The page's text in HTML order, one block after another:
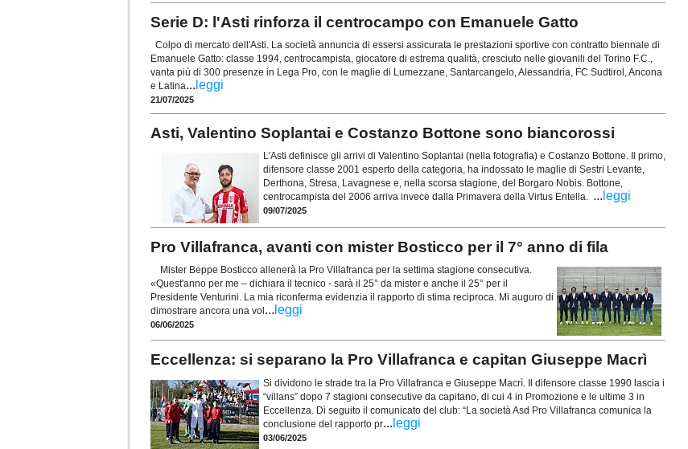
Serie D: l'Asti rinforza il centrocampo con Emanuele Gatto
Colpo di mercato dell'Asti. La società annuncia di essersi assicurata le prestazioni sportive con contratto biennale di
Emanuele Gatto: classe 1994, centrocampista, giocatore di estrema qualità, cresciuto nelle giovanili del Torino F.C.,
vanta più di 300 presenze in Lega Pro, con le maglie di Lumezzane, Santarcangelo, Alessandria, FC Sudtirol, Ancona
e Latina... leggi
21/07/2025
Asti, Valentino Soplantai e Costanzo Bottone sono biancorossi
L'Asti definisce gli arrivi di Valentino Soplantai (nella fotografia) e Costanzo Bottone. Il primo,
difensore classe 2001 esperto della categoria, ha indossato le maglie di Sestri Levante,
Derthona, Stresa, Lavagnese e, nella scorsa stagione, del Borgaro Nobis. Bottone,
centrocampista del 2006 arriva invece dalla Primavera della Virtus Entella. ... leggi
09/07/2025
Pro Villafranca, avanti con mister Bosticco per il 7° anno di fila
Mister Beppe Bosticco allenerà la Pro Villafranca per la settima stagione consecutiva.
«Quest'anno per me – dichiara il tecnico - sarà il 25° da mister e anche il 25° per il
Presidente Venturini. La mia riconferma evidenzia il rapporto di stima reciproca. Mi auguro di
dimostrare ancora una vol ... leggi
06/06/2025
Eccellenza: si separano la Pro Villafranca e capitan Giuseppe Macrì
Si dividono le strade tra la Pro Villafranca e Giuseppe Macrì. Il difensore classe 1990 lascia i
“villans” dopo 7 stagioni consecutive da capitano, di cui 4 in Promozione e le ultime 3 in
Eccellenza. Di seguito il comunicato del club: “La società Asd Pro Villafranca comunica la
conclusione del rapporto pr... leggi
03/06/2025